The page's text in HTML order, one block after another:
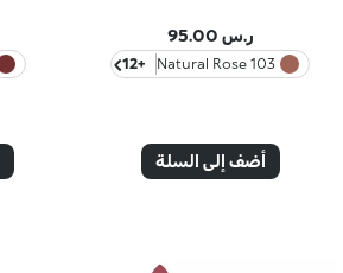
ر.س 95.00
103 Natural Rose
+12
أضف إلى السلة